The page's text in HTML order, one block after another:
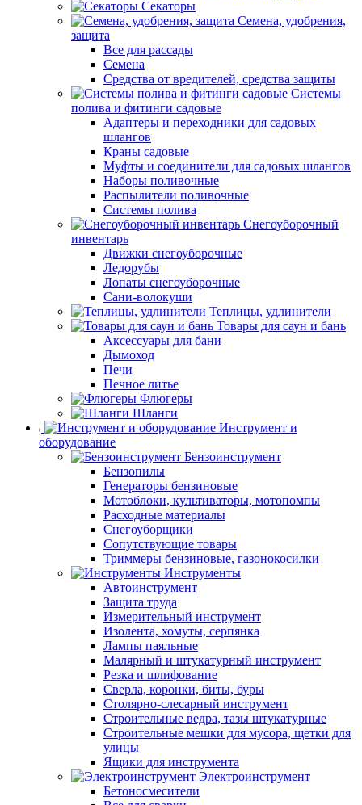
Секаторы
Семена, удобрения,
защита
Все для рассады
Семена
Средства от вредителей, средства защиты
Системы
полива и фитинги садовые
Адаптеры и переходники для садовых
шлангов
Краны садовые
Муфты и соединители для садовых шлангов
Наборы поливочные
Распылители поливочные
Системы полива
Снегоуборочный
инвентарь
Движки снегоуборочные
Ледорубы
Лопаты снегоуборочные
Сани-волокуши
Теплицы, удлинители
Товары для саун и бань
Аксессуары для бани
Дымоход
Печи
Печное литье
Флюгеры
Шланги
Инструмент и
оборудование
Бензоинструмент
Бензопилы
Генераторы бензиновые
Мотоблоки, культиваторы, мотопомпы
Расходные материалы
Снегоуборщики
Сопутствующие товары
Триммеры бензиновые, газонокосилки
Инструменты
Автоинструмент
Защита труда
Измерительный инструмент
Изолента, хомуты, серпянка
Лампы паяльные
Малярный и штукатурный инструмент
Резка и шлифование
Сверла, коронки, биты, буры
Столярно-слесарный инструмент
Строительные ведра, тазы штукатурные
Строительные мешки для мусора, щетки для
улицы
Ящики для инструмента
Электроинструмент
Бетоносмесители